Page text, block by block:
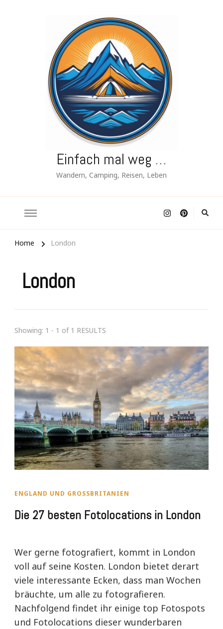
Einfach mal weg …
Wandern, Camping, Reisen, Leben
Home London
London
Showing: 1 - 1 of 1 RESULTS
ENGLAND UND GROSSBRITANIEN
Die 27 besten Fotolocations in London
Wer gerne fotografiert, kommt in London
voll auf seine Kosten. London bietet derart
viele interessante Ecken, dass man Wochen
bräuchte, um alle zu fotografieren.
Nachfolgend findet ihr einige top Fotospots
und Fotolocations dieser wunderbaren